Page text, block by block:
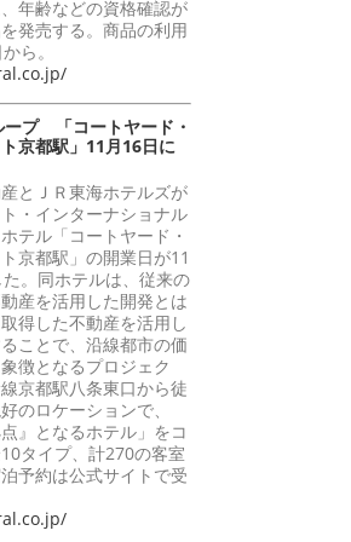
年齢などの資格確認が
発売する。商品の利用
ら。
プ 「コートヤード・
京都駅」11月16日に
とＪＲ東海ホテルズが
・インターナショナル
テル「コートヤード・
京都駅」の開業日が11
。同ホテルは、従来の
産を活用した開発とは
得した不動産を活用し
ことで、沿線都市の価
徴となるプロジェク
京都駅八条東口から徒
のロケーションで、
』となるホテル」をコ
タイプ、計270の客室
予約は公式サイトで受